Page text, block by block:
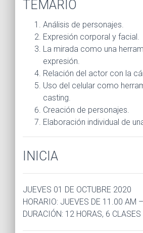
TEMARIO
Análisis de personajes.
Expresión corporal y facial.
La mirada como una
expresión.
Relación del actor con la
Uso del celular como
casting.
Creación de personajes.
Elaboración individual de
INICIA
JUEVES 01 DE OCTUBRE 2020
HORARIO: JUEVES DE 11.00 AM
DURACIÓN: 12 HORAS, 6 CLASES